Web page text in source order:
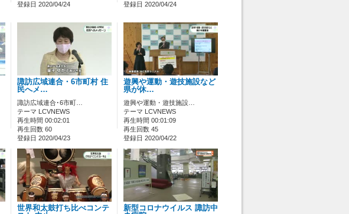
登録日 2020/04/24
登録日 2020/04/24
諏訪広域連合・6市町村 住
民へメ…
諏訪広域連合･6市町…
テーマ LCVNEWS
再生時間 00:02:01
再生回数 60
登録日 2020/04/23
遊興や運動・遊技施設など
県が休…
遊興や運動・遊技施設…
テーマ LCVNEWS
再生時間 00:01:09
再生回数 45
登録日 2020/04/22
世界和太鼓打ち比べコンテ
新型コロナウイルス 諏訪中